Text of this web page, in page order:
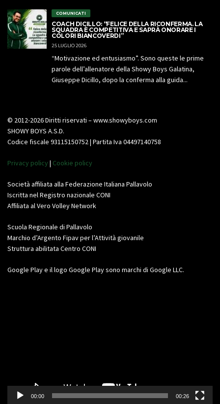
COMUNICATI
COACH DICILLO: “FELICE DELLA RICONFERMA. LA
SQUADRA È COMPETITIVA E SAPRÀ ONORARE I
COLORI BIANCOVERDI”
25 LUGLIO 2026
“Motivazione ed entusiasmo”. Sono queste le prime
parole dell’allenatore della Showy Boys Galatina,
Giuseppe Dicillo, dopo la conferma alla guida...
© 2012-2026 Diritti riservati – www.showyboys.com
SHOWY BOYS A.S.D.
Codice fiscale 93115150752 | Partita Iva 04497140758
Privacy policy | Cookie policy
Società affiliata alla Federazione Italiana Pallavolo
Iscritta nel Registro nazionale CONI
Affiliata al Vero Volley Network
Scuola Regionale di Pallavolo
Marchio d’Argento Fipav per l’Attività giovanile
Struttura abilitata Centro CONI
Google Play e il logo Google Play sono marchi di Google LLC.
00:00 00:26